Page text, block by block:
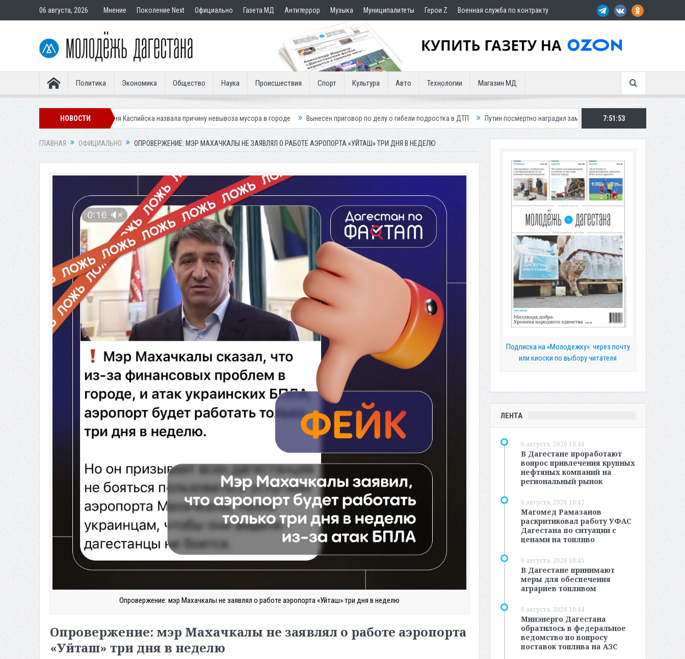
06 августа, 2026 Мнение Поколение Next Официально Газета МД Антитеррор Музыка Муниципалитеты Герои Z Военная служба по контракту
Политика Экономика Общество Наука Происшествия Спорт Культура Авто Технологии Магазин МД
НОВОСТИ
Мэрия Каспийска назвала причину невывоза мусора в городе Вынесен приговор по делу о гибели подростка в ДТП Путин посмертно наградил замглавы Шамильского района Три автомобиля
7:51:54
ГЛАВНАЯ ОФИЦИАЛЬНО ОПРОВЕРЖЕНИЕ: МЭР МАХАЧКАЛЫ НЕ ЗАЯВЛЯЛ О РАБОТЕ АЭРОПОРТА «УЙТАШ» ТРИ ДНЯ В НЕДЕЛЮ
Опровержение: мэр Махачкалы не заявлял о работе аэропорта «Уйташ» три дня в неделю
Опровержение: мэр Махачкалы не заявлял о работе аэропорта
«Уйташ» три дня в неделю
Подписка на «Молодежку»: через почту
или киоски по выбору читателя
ЛЕНТА
6 августа, 2026 10:48
В Дагестане проработают
вопрос привлечения крупных
нефтяных компаний на
региональный рынок
6 августа, 2026 10:47
Магомед Рамазанов
раскритиковал работу УФАС
Дагестана по ситуации с
ценами на топливо
6 августа, 2026 10:45
В Дагестане принимают
меры для обеспечения
аграриев топливом
6 августа, 2026 10:44
Минэнерго Дагестана
обратилось в федеральное
ведомство по вопросу
поставок топлива на АЗС